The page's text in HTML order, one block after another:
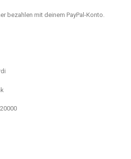
bezahlen mit deinem PayPal-Konto.